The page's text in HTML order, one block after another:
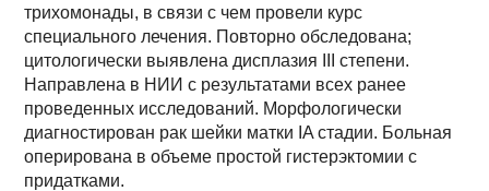
трихомонады, в связи с чем провели курс
специального лечения. Повторно обследована;
цитологически выявлена дисплазия III степени.
Направлена в НИИ с результатами всех ранее
проведенных исследований. Морфологически
диагностирован рак шейки матки IA стадии. Больная
оперирована в объеме простой гистерэктомии с
придатками.